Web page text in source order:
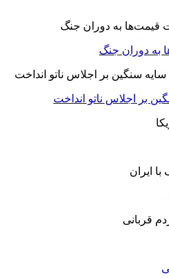
به دوران جنگ
بر اجلاس ناتو انداخت